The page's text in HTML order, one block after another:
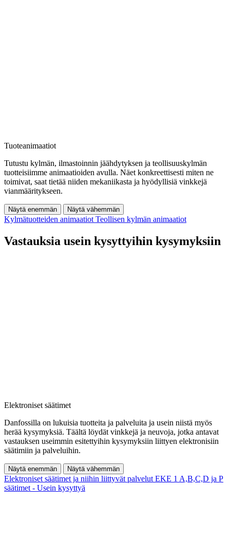
Tuoteanimaatiot
Tutustu kylmän, ilmastoinnin jäähdytyksen ja teollisuuskylmän
tuotteisiimme animaatioiden avulla. Näet konkreettisesti miten ne
toimivat, saat tietää niiden mekaniikasta ja hyödyllisiä vinkkejä
vianmääritykseen.
Näytä enemmän Näytä vähemmän
Kylmätuotteiden animaatiot Teollisen kylmän animaatiot
Vastauksia usein kysyttyihin kysymyksiin
Elektroniset säätimet
Danfossilla on lukuisia tuotteita ja palveluita ja usein niistä myös
herää kysymyksiä. Täältä löydät vinkkejä ja neuvoja, jotka antavat
vastauksen useimmin esitettyihin kysymyksiin liittyen elektronisiin
säätimiin ja palveluihin.
Näytä enemmän Näytä vähemmän
Elektroniset säätimet ja niihin liittyvät palvelut EKE 1 A,B,C,D ja P
säätimet - Usein kysyttyä